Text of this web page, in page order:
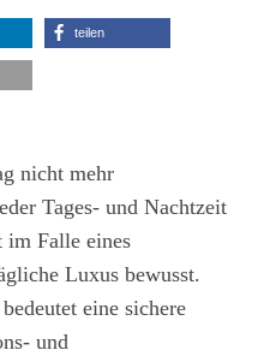
teilen
nicht mehr
Tages- und Nachtzeit
im Falle eines
Luxus bewusst.
eine sichere
und